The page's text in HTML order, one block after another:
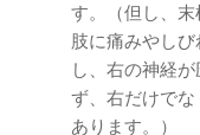
す。（但し、
肢に痛みやし
し、右の神経
ず、右だけで
あります。）